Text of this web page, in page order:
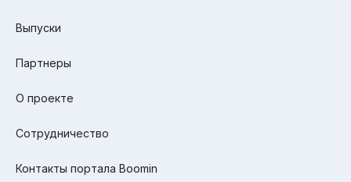
Выпуски
Партнеры
О проекте
Сотрудничество
Контакты портала Boomin